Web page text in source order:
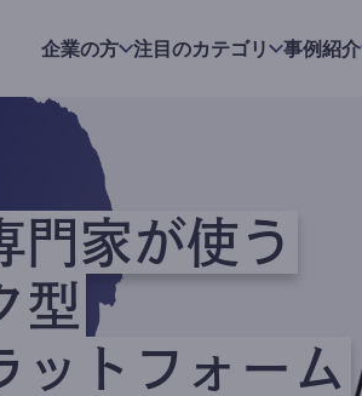
企業の方 注目のカテゴリ 事例紹介
門家が使う
型
ットフォーム